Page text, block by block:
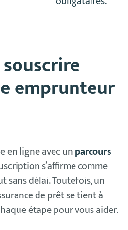
emprunteur
en ligne avec unparcours
s’affirme comme
sans délai. Toutefois, un
de prêt se tient à
étape pour vous aider.